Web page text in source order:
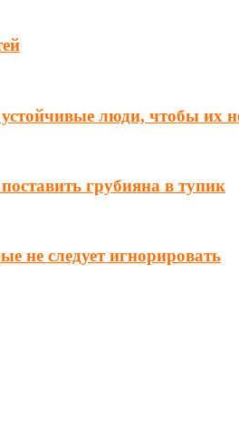
люди, чтобы их
грубияна в тупик
не следует игнорировать